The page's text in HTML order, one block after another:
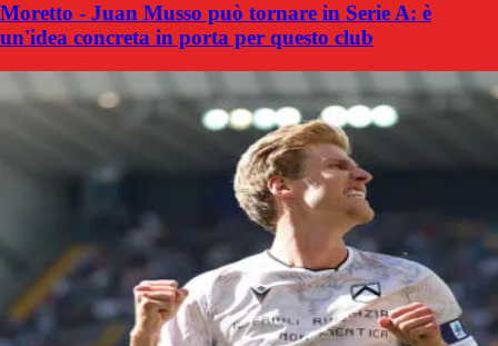
Moretto - Juan Musso può tornare in Serie A: è
un'idea concreta in porta per questo club